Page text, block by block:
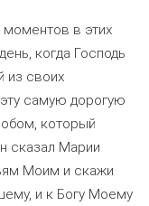
в этих
когда Господь
из своих
самую дорогую
который
сказал Марии
Моим и скажи
и к Богу Моему